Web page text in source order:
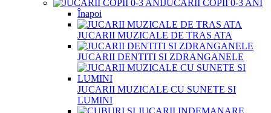
JUCARII COPII 0-3 ANI
Înapoi
JUCARII MUZICALE DE TRAS ATA
JUCARII DENTITI SI ZDRANGANELE
JUCARII MUZICALE CU SUNETE SI
LUMINI